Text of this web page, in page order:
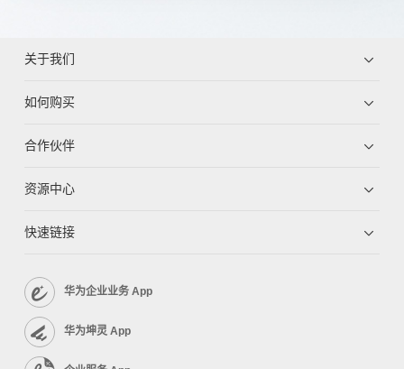
关于我们
如何购买
合作伙伴
资源中心
快速链接
华为企业业务 App
华为坤灵 App